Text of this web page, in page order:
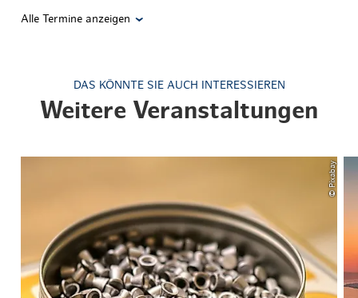
Alle Termine anzeigen
DAS KÖNNTE SIE AUCH INTERESSIEREN
Weitere Veranstaltungen
© Pixabay